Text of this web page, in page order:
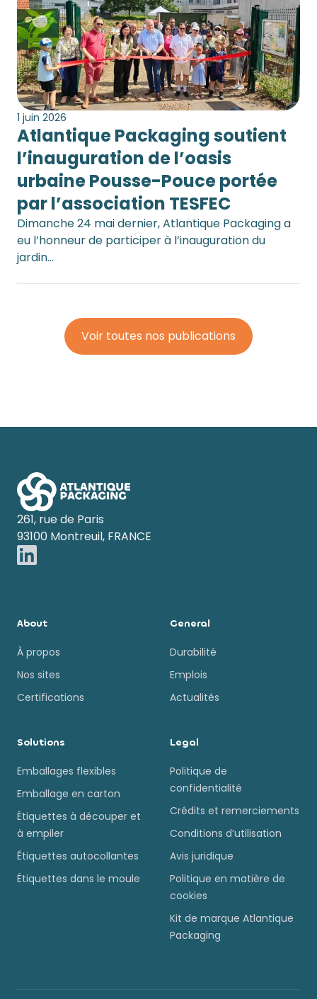
1 juin 2026
Atlantique Packaging soutient
l’inauguration de l’oasis
urbaine Pousse-Pouce portée
par l’association TESFEC
Dimanche 24 mai dernier, Atlantique Packaging a
eu l’honneur de participer à l’inauguration du
jardin…
Voir toutes nos publications
261, rue de Paris
93100 Montreuil, FRANCE
About
À propos
Nos sites
Certifications
Solutions
Emballages flexibles
Emballage en carton
Étiquettes à découper et
à empiler
Étiquettes autocollantes
Étiquettes dans le moule
General
Durabilité
Emplois
Actualités
Legal
Politique de
confidentialité
Crédits et remerciements
Conditions d’utilisation
Avis juridique
Politique en matière de
cookies
Kit de marque Atlantique
Packaging